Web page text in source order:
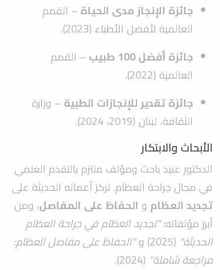
جائزة الإنجاز مدى الحياة – القمم
العالمية لأفضل الأطباء (2023).
جائزة أفضل 100 طبيب
– القمم
العالمية (2022).
جائزة تقدير للإنجازات الطبية – وزارة
الثقافة، لبنان (2019، 2024).
الأبحاث والابتكار
الدكتور عبيد باحث ومؤلف ملتزم بالتقدم العلمي
في مجال جراحة العظام. تركز أعماله الحديثة على
تجديد العظام و الحفاظ على المفاصل، ومن
أبرز مؤلفاته:"تجديد العظام في جراحة العظام
الحديثة" (2025) و
"الحفاظ على مفاصل العظام:
مراجعة شاملة" (2024).